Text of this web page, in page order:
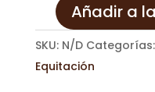
Añadir a
SKU: N/D Categorías:
Equitación